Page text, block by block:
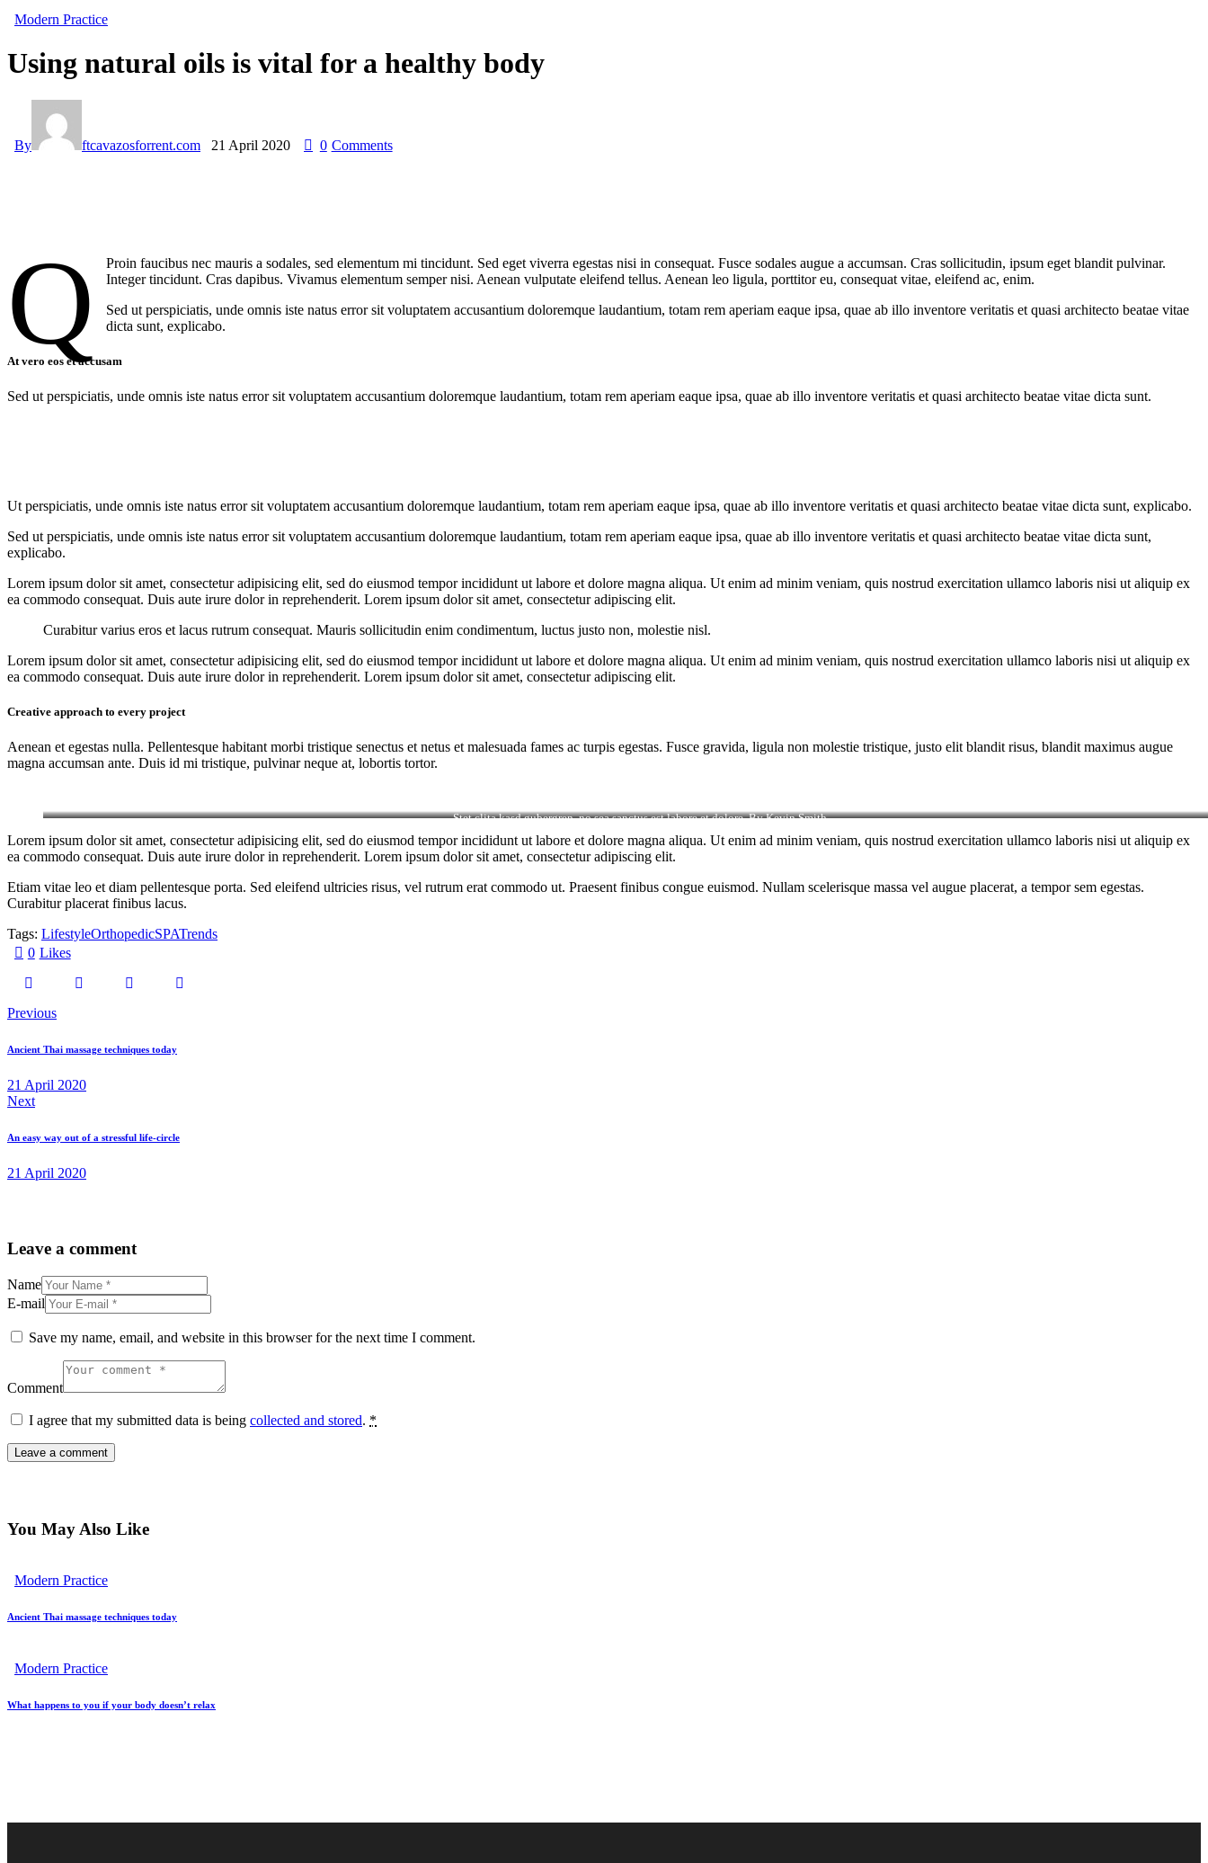
Modern Practice
Using natural oils is vital for a healthy body
By ftcavazosforrent.com 21 April 2020 0 Comments
q
Proin faucibus nec mauris a sodales, sed elementum mi tincidunt. Sed eget viverra egestas nisi in consequat. Fusce sodales augue a accumsan. Cras sollicitudin, ipsum eget blandit pulvinar.
Integer tincidunt. Cras dapibus. Vivamus elementum semper nisi. Aenean vulputate eleifend tellus. Aenean leo ligula, porttitor eu, consequat vitae, eleifend ac, enim.
Sed ut perspiciatis, unde omnis iste natus error sit voluptatem accusantium doloremque laudantium, totam rem aperiam eaque ipsa, quae ab illo inventore veritatis et quasi architecto beatae vitae
dicta sunt, explicabo.
At vero eos et accusam
Sed ut perspiciatis, unde omnis iste natus error sit voluptatem accusantium doloremque laudantium, totam rem aperiam eaque ipsa, quae ab illo inventore veritatis et quasi architecto beatae vitae dicta sunt.
Ut perspiciatis, unde omnis iste natus error sit voluptatem accusantium doloremque laudantium, totam rem aperiam eaque ipsa, quae ab illo inventore veritatis et quasi architecto beatae vitae dicta sunt, explicabo.
Sed ut perspiciatis, unde omnis iste natus error sit voluptatem accusantium doloremque laudantium, totam rem aperiam eaque ipsa, quae ab illo inventore veritatis et quasi architecto beatae vitae dicta sunt,
explicabo.
Lorem ipsum dolor sit amet, consectetur adipisicing elit, sed do eiusmod tempor incididunt ut labore et dolore magna aliqua. Ut enim ad minim veniam, quis nostrud exercitation ullamco laboris nisi ut aliquip ex
ea commodo consequat. Duis aute irure dolor in reprehenderit. Lorem ipsum dolor sit amet, consectetur adipiscing elit.
Curabitur varius eros et lacus rutrum consequat. Mauris sollicitudin enim condimentum, luctus justo non, molestie nisl.
Lorem ipsum dolor sit amet, consectetur adipisicing elit, sed do eiusmod tempor incididunt ut labore et dolore magna aliqua. Ut enim ad minim veniam, quis nostrud exercitation ullamco laboris nisi ut aliquip ex
ea commodo consequat. Duis aute irure dolor in reprehenderit. Lorem ipsum dolor sit amet, consectetur adipiscing elit.
Creative approach to every project
Aenean et egestas nulla. Pellentesque habitant morbi tristique senectus et netus et malesuada fames ac turpis egestas. Fusce gravida, ligula non molestie tristique, justo elit blandit risus, blandit maximus augue
magna accumsan ante. Duis id mi tristique, pulvinar neque at, lobortis tortor.
Stet clita kasd gubergren, no sea sanctus est labore et dolore. ByKevin Smith
Lorem ipsum dolor sit amet, consectetur adipisicing elit, sed do eiusmod tempor incididunt ut labore et dolore magna aliqua. Ut enim ad minim veniam, quis nostrud exercitation ullamco laboris nisi ut aliquip ex
ea commodo consequat. Duis aute irure dolor in reprehenderit. Lorem ipsum dolor sit amet, consectetur adipiscing elit.
Etiam vitae leo et diam pellentesque porta. Sed eleifend ultricies risus, vel rutrum erat commodo ut. Praesent finibus congue euismod. Nullam scelerisque massa vel augue placerat, a tempor sem egestas.
Curabitur placerat finibus lacus.
Tags: LifestyleOrthopedicSPATrends
0 Likes
Previous
Ancient Thai massage techniques today
21 April 2020
Next
An easy way out of a stressful life-circle
21 April 2020
Leave a comment
Name
E-mail
Save my name, email, and website in this browser for the next time I comment.
Comment
I agree that my submitted data is being collected and stored. *
You May Also Like
Modern Practice
Ancient Thai massage techniques today
Modern Practice
What happens to you if your body doesn’t relax